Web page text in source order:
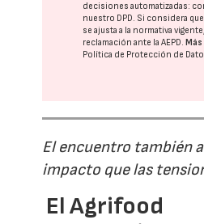
decisiones automatizadas:
nuestro DPD. Si considera
se ajusta a la normativa
reclamación ante laAEPD.
Política de Protección de
El encuentro también
impacto que las
El Agrifood